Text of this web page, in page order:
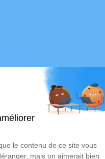
l’avis de décès
utilisez la barre de
au fonctionnement